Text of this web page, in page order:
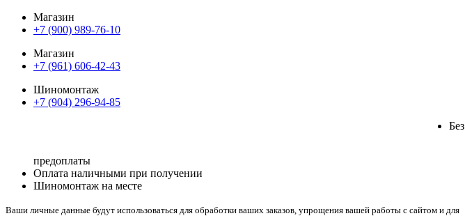
Магазин
+7 (900) 989-76-10
Магазин
+7 (961) 606-42-43
Шиномонтаж
+7 (904) 296-94-85
Без
предоплаты
Оплата наличными при получении
Шиномонтаж на месте
Ваши личные данные будут использоваться для обработки ваших заказов, упрощения вашей работы с сайтом и для